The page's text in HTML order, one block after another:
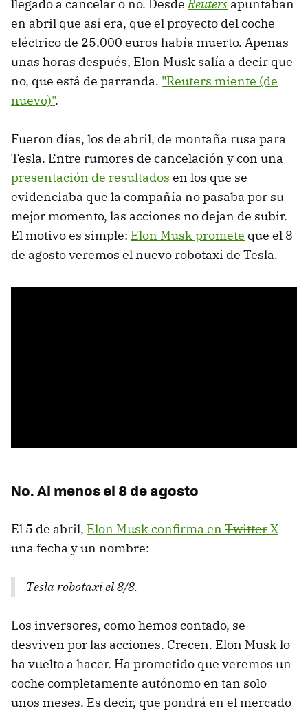
llegado a cancelar o no. DesdeReuters apuntaban
en abril que así era, que el proyecto del coche
eléctrico de 25.000 euros había muerto. Apenas
unas horas después, Elon Musk salía a decir que
no, que está de parranda. "Reuters miente (de
nuevo)".
Fueron días, los de abril, de montaña rusa para
Tesla. Entre rumores de cancelación y con una
presentación de resultados en los que se
evidenciaba que la compañía no pasaba por su
mejor momento, las acciones no dejan de subir.
El motivo es simple: Elon Musk promete que el 8
de agosto veremos el nuevo robotaxi de Tesla.
No. Al menos el 8 de agosto
El 5 de abril, Elon Musk confirma en TwitterX
una fecha y un nombre:
Tesla robotaxi el 8/8.
Los inversores, como hemos contado, se
desviven por las acciones. Crecen. Elon Musk lo
ha vuelto a hacer. Ha prometido que veremos un
coche completamente autónomo en tan solo
unos meses. Es decir, que pondrá en el mercado